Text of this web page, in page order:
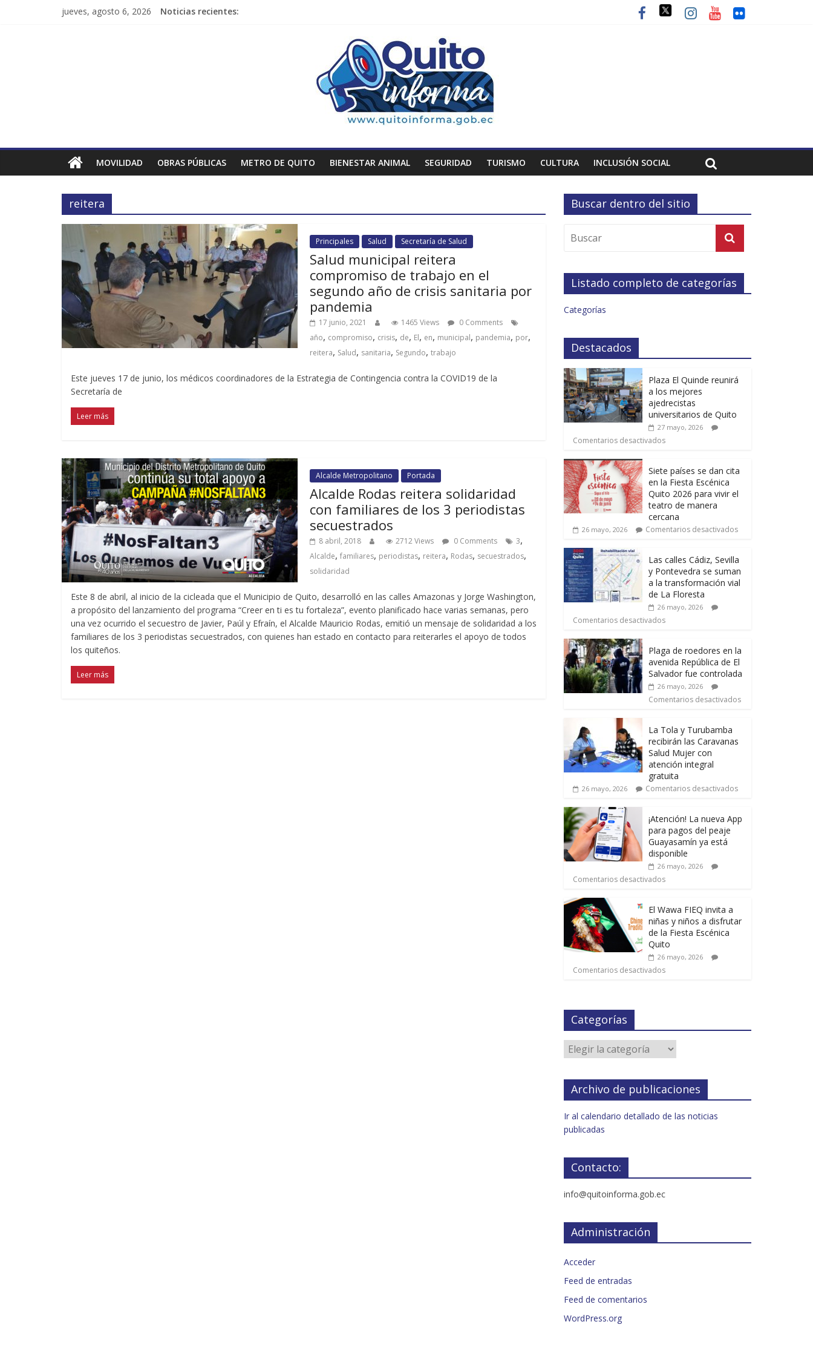
jueves, agosto 6, 2026 Noticias recientes:
MOVILIDAD OBRAS PÚBLICAS METRO DE QUITO BIENESTAR ANIMAL SEGURIDAD TURISMO CULTURA INCLUSIÓN SOCIAL
reitera
Principales Salud Secretaría de Salud
Salud municipal reitera
compromiso de trabajo en el
segundo año de crisis sanitaria por
pandemia
17 junio, 2021 1465 Views
0 Comments
año, compromiso, crisis, de, El, en, municipal, pandemia, por,
reitera, Salud, sanitaria, Segundo, trabajo
Este jueves 17 de junio, los médicos coordinadores de la Estrategia de Contingencia contra la COVID19 de la
Secretaría de
Leer más
Alcalde Metropolitano Portada
Alcalde Rodas reitera solidaridad
con familiares de los 3 periodistas
secuestrados
8 abril, 2018 2712 Views 0 Comments 3,
Alcalde, familiares, periodistas, reitera, Rodas, secuestrados,
solidaridad
Este 8 de abril, al inicio de la cicleada que el Municipio de Quito, desarrolló en las calles Amazonas y Jorge Washington,
a propósito del lanzamiento del programa “Creer en ti es tu fortaleza”, evento planificado hace varias semanas, pero
una vez ocurrido el secuestro de Javier, Paúl y Efraín, el Alcalde Mauricio Rodas, emitió un mensaje de solidaridad a los
familiares de los 3 periodistas secuestrados, con quienes han estado en contacto para reiterarles el apoyo de todos
los quiteños.
Leer más
Buscar dentro del sitio
Listado completo de categorías
Categorías
Destacados
Plaza El Quinde reunirá
a los mejores
ajedrecistas
universitarios de Quito
27 mayo, 2026
Comentarios desactivados
Siete países se dan cita
en la Fiesta Escénica
Quito 2026 para vivir el
teatro de manera
cercana
26 mayo, 2026 Comentarios desactivados
Las calles Cádiz, Sevilla
y Pontevedra se suman
a la transformación vial
de La Floresta
26 mayo, 2026
Comentarios desactivados
Plaga de roedores en la
avenida República de El
Salvador fue controlada
26 mayo, 2026
Comentarios desactivados
La Tola y Turubamba
recibirán las Caravanas
Salud Mujer con
atención integral
gratuita
26 mayo, 2026 Comentarios desactivados
¡Atención! La nueva App
para pagos del peaje
Guayasamín ya está
disponible
26 mayo, 2026
Comentarios desactivados
El Wawa FIEQ invita a
niñas y niños a disfrutar
de la Fiesta Escénica
Quito
26 mayo, 2026
Comentarios desactivados
Categorías
Archivo de publicaciones
Ir al calendario detallado de las noticias
publicadas
Contacto:
info@quitoinforma.gob.ec
Administración
Acceder
Feed de entradas
Feed de comentarios
WordPress.org